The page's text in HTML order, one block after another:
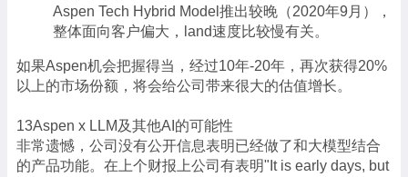
Aspen Tech Hybrid Model推出较晚（2020年9月），
整体面向客户偏大，land速度比较慢有关。
如果Aspen机会把握得当，经过10年-20年，再次获得20%
以上的市场份额，将会给公司带来很大的估值增长。
13Aspen x LLM及其他AI的可能性
非常遗憾，公司没有公开信息表明已经做了和大模型结合
的产品功能。在上个财报上公司有表明"It is early days, but